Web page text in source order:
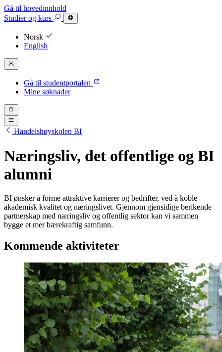
Gå til hovedinnhold
Studierog kurs
Norsk
English
Gå til studentportalen
Mine søknader
Handelshøyskolen BI
Næringsliv, det offentlige og BI
alumni
BI ønsker å forme attraktive karrierer og bedrifter, ved å koble
akademisk kvalitet og næringslivet. Gjennom gjensidige berikende
partnerskap med næringsliv og offentlig sektor kan vi sammen
bygge et mer bærekraftig samfunn.
Kommende aktiviteter